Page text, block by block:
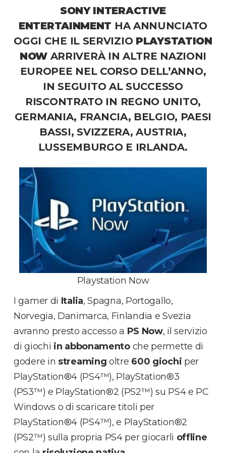
SONY INTERACTIVE
ENTERTAINMENT HA ANNUNCIATO
OGGI CHE IL SERVIZIO PLAYSTATION
NOWARRIVERÀ IN ALTRE NAZIONI
EUROPEE NEL CORSO DELL’ANNO,
IN SEGUITO AL SUCCESSO
RISCONTRATO IN REGNO UNITO,
GERMANIA, FRANCIA, BELGIO, PAESI
BASSI, SVIZZERA, AUSTRIA,
LUSSEMBURGO E IRLANDA.
Playstation Now
I gamer di Italia, Spagna, Portogallo,
Norvegia, Danimarca, Finlandia e Svezia
avranno presto accesso a PS Now, il servizio
di giochi in abbonamentoche permette di
godere in streaming oltre 600 giochi per
PlayStation®4 (PS4™), PlayStation®3
(PS3™) e PlayStation®2 (PS2™) su PS4 e PC
Windows o di scaricare titoli per
PlayStation®4 (PS4™), e PlayStation®2
(PS2™) sulla propria PS4 per giocarli offline